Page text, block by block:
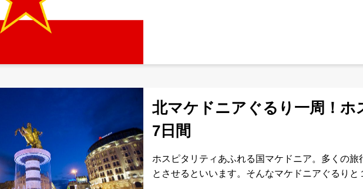
北マケドニアぐるり一周！
7日間
ホスピタリティあふれる国マケドニア。多くの
とさせるといいます。そんなマケドニアぐるり